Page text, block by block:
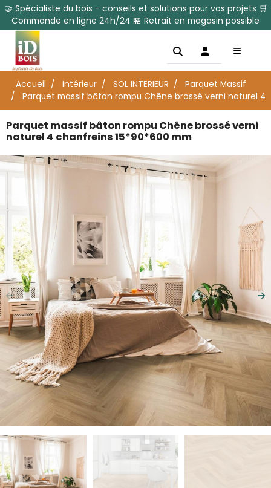
🤝 Spécialiste du bois - conseils et solutions pour vos projets 🛒
Commande en ligne 24h/24 🏪 Retrait en magasin possible
Accueil Intérieur SOL INTERIEUR
Parquet Massif
Parquet massif bâton rompu Chêne brossé verni naturel 4
Parquet massif bâton rompu Chêne brossé verni
naturel 4 chanfreins 15*90*600 mm
Précédent